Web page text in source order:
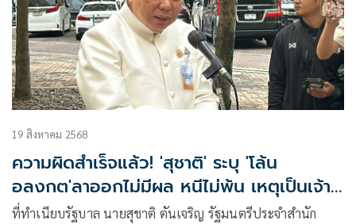
19 สิงหาคม 2568
ความผิดสำเร็จแล้ว! 'สุชาติ' ระบุ 'โล้น
อลงกต'ลาออกไม่มีผล หนีไม่พ้น เหตุเป็นเจ้า
พนักงาน
ที่ทำเนียบรัฐบาล นายสุชาติ ตันเจริญ รัฐมนตรีประจำสำนัก